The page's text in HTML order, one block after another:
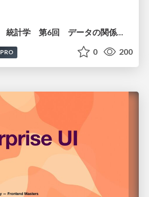
2026年度春学期 統計学 第6回 データの関係を知る（１）ー 相関関係 (2026. 5. 14)
PRO 0 200